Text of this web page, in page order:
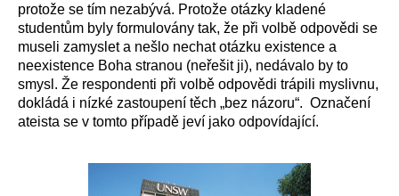
protože se tím nezabývá. Protože otázky kladené
studentům byly formulovány tak, že při volbě odpovědi se
museli zamyslet a nešlo nechat otázku existence a
neexistence Boha stranou (neřešit ji), nedávalo by to
smysl. Že respondenti při volbě odpovědi trápili myslivnu,
dokládá i nízké zastoupení těch „bez názoru“. Označení
ateista se v tomto případě jeví jako odpovídající.